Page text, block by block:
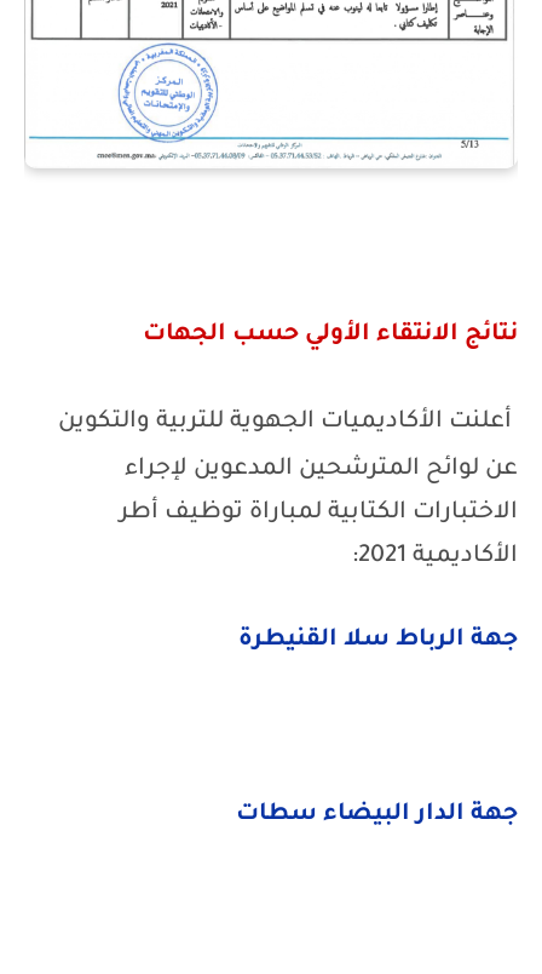
نتائج الانتقاء الأولي حسب الجهات
أعلنت الأكاديميات الجهوية للتربية والتكوين
عن لوائح المترشحين المدعوين لإجراء
الاختبارات الكتابية لمباراة توظيف أطر
الأكاديمية 2021:
جهة الرباط سلا القنيطرة
جهة الدار البيضاء سطات